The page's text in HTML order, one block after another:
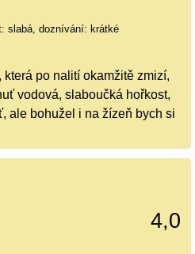
slabá, doznívání: krátké
po nalití okamžitě zmizí,
vodová, slaboučká hořkost,
ale bohužel i na žízeň bych si
4,0